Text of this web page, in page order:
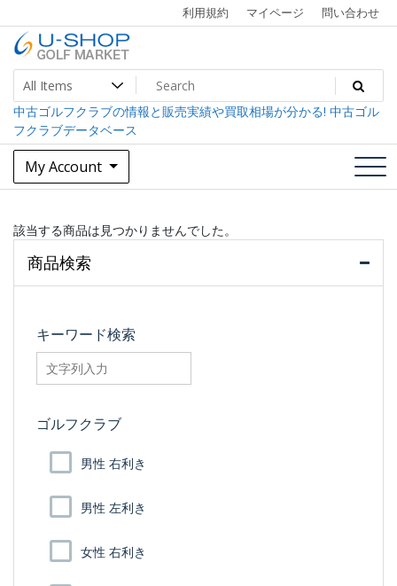
to
content
利用規約 マイページ 問い合わせ
U-SHOP Golf Market dev
中古ゴルフクラブ最大級！U-SHOPゴルフマーケット
中古ゴルフクラブの情報と販売実績や買取相場が分かる! 中古ゴル
フクラブデータベース
My Account
該当する商品は見つかりませんでした。
商品検索
キーワード検索
searchfilter_pro
ゴルフクラブ
男性 右利き
男性 左利き
女性 右利き